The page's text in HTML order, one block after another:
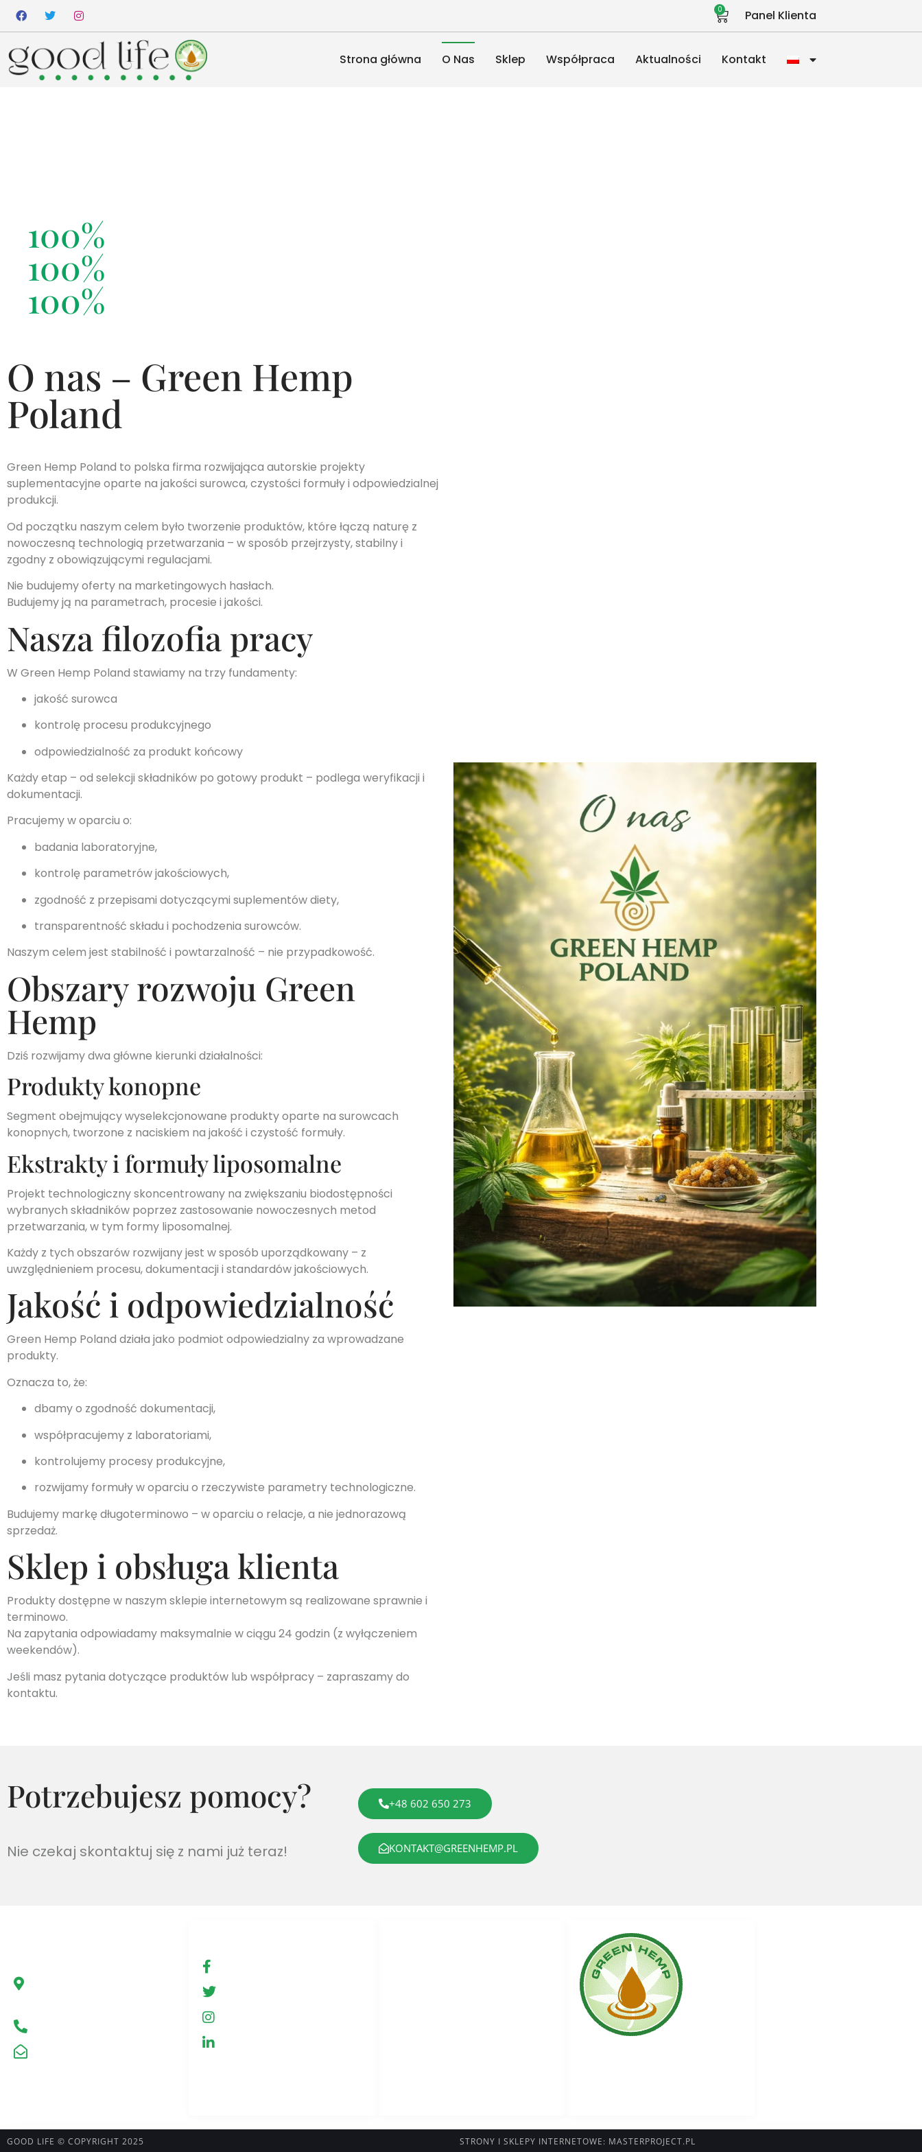
0 Panel Klienta
Strona główna O Nas Sklep Współpraca Aktualności Kontakt
100%
100%
100%
O nas – Green Hemp
Poland
Green Hemp Poland to polska firma rozwijająca autorskie projekty
suplementacyjne oparte na jakości surowca, czystości formuły i odpowiedzialnej
produkcji.
Od początku naszym celem było tworzenie produktów, które łączą naturę z
nowoczesną technologią przetwarzania – w sposób przejrzysty, stabilny i
zgodny z obowiązującymi regulacjami.
Nie budujemy oferty na marketingowych hasłach.
Budujemy ją na parametrach, procesie i jakości.
Nasza filozofia pracy
W Green Hemp Poland stawiamy na trzy fundamenty:
jakość surowca
kontrolę procesu produkcyjnego
odpowiedzialność za produkt końcowy
Każdy etap – od selekcji składników po gotowy produkt – podlega weryfikacji i
dokumentacji.
Pracujemy w oparciu o:
badania laboratoryjne,
kontrolę parametrów jakościowych,
zgodność z przepisami dotyczącymi suplementów diety,
transparentność składu i pochodzenia surowców.
Naszym celem jest stabilność i powtarzalność – nie przypadkowość.
Obszary rozwoju Green
Hemp
Dziś rozwijamy dwa główne kierunki działalności:
Produkty konopne
Segment obejmujący wyselekcjonowane produkty oparte na surowcach
konopnych, tworzone z naciskiem na jakość i czystość formuły.
Ekstrakty i formuły liposomalne
Projekt technologiczny skoncentrowany na zwiększaniu biodostępności
wybranych składników poprzez zastosowanie nowoczesnych metod
przetwarzania, w tym formy liposomalnej.
Każdy z tych obszarów rozwijany jest w sposób uporządkowany – z
uwzględnieniem procesu, dokumentacji i standardów jakościowych.
Jakość i odpowiedzialność
Green Hemp Poland działa jako podmiot odpowiedzialny za wprowadzane
produkty.
Oznacza to, że:
dbamy o zgodność dokumentacji,
współpracujemy z laboratoriami,
kontrolujemy procesy produkcyjne,
rozwijamy formuły w oparciu o rzeczywiste parametry technologiczne.
Budujemy markę długoterminowo – w oparciu o relacje, a nie jednorazową
sprzedaż.
Sklep i obsługa klienta
Produkty dostępne w naszym sklepie internetowym są realizowane sprawnie i
terminowo.
Na zapytania odpowiadamy maksymalnie w ciągu 24 godzin (z wyłączeniem
weekendów).
Jeśli masz pytania dotyczące produktów lub współpracy – zapraszamy do
kontaktu.
Potrzebujesz pomocy?
Nie czekaj skontaktuj się z nami już teraz!
+48 602 650 273
KONTAKT@GREENHEMP.PL
GOOD LIFE © COPYRIGHT 2025 STRONY I SKLEPY INTERNETOWE: MASTERPROJECT.PL